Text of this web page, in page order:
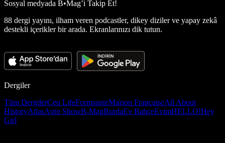
Sosyal medyada B•Mag’i Takip Et!
88 dergi yayını, ilham veren podcastler, dikey diziler ve yapay zekâ
destekli içerikler bir arada. Ekranlarınızı dik tutun.
Dergiler
Tüm DergilerCeo LifeFormsanteMaison FrançaiseAll About
HistoryAtlasAuto ShowB-MagBurdaEv BahçeEvimHELLO!Hey
Girl